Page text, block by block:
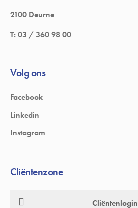
2100 Deurne
T:03 / 360 98 00
Volg ons
Facebook
Linkedin
Instagram
Cliëntenzone
Cliëntenlogin